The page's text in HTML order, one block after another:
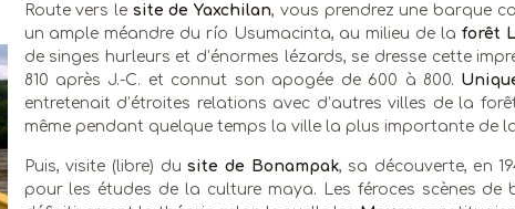
Route vers lesite de Yaxchilan, vous prendrez une barque
un ample méandre du río Usumacinta, au milieu de la forêt
de singes hurleurs et d’énormes lézards, se dresse cette
810 après J.-C. et connut son apogée de 600 à 800.
entretenait d’étroites relations avec d’autres villes de la
même pendant quelque temps la ville la plus importante de
Puis, visite (libre) du site de Bonampak, sa découverte, en
pour les études de la culture maya. Les féroces scènes